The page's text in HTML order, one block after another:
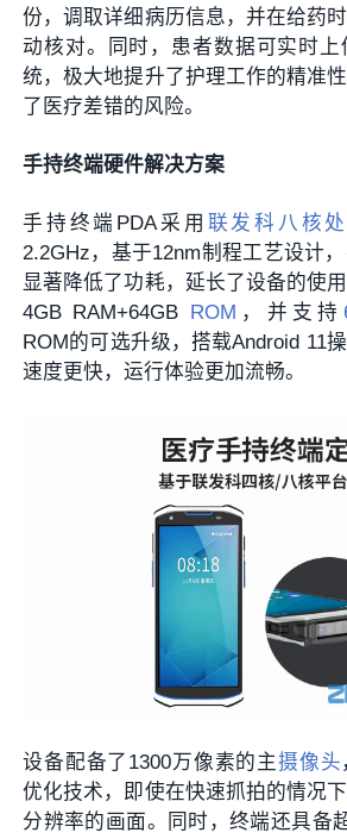
份，调取详细病历信息，并在给药
动核对。同时，患者数据可实时
统，极大地提升了护理工作的精准
了医疗差错的风险。
手持终端硬件解决方案
手持终端PDA采用 联发科 八核
2.2GHz，基于12nm制程工艺设计
显著降低了功耗，延长了设备的使
4GB RAM+64GB ROM ，并支持
ROM的可选升级，搭载Android 11
速度更快，运行体验更加流畅。
设备配备了1300万像素的主摄像头
优化技术，即使在快速抓拍的情况
分辨率的画面。同时，终端还具备